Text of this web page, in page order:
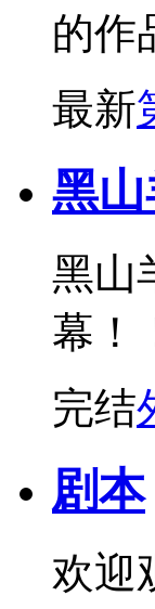
的作
最新
黑
黑山
幕！
完结
剧本
欢迎